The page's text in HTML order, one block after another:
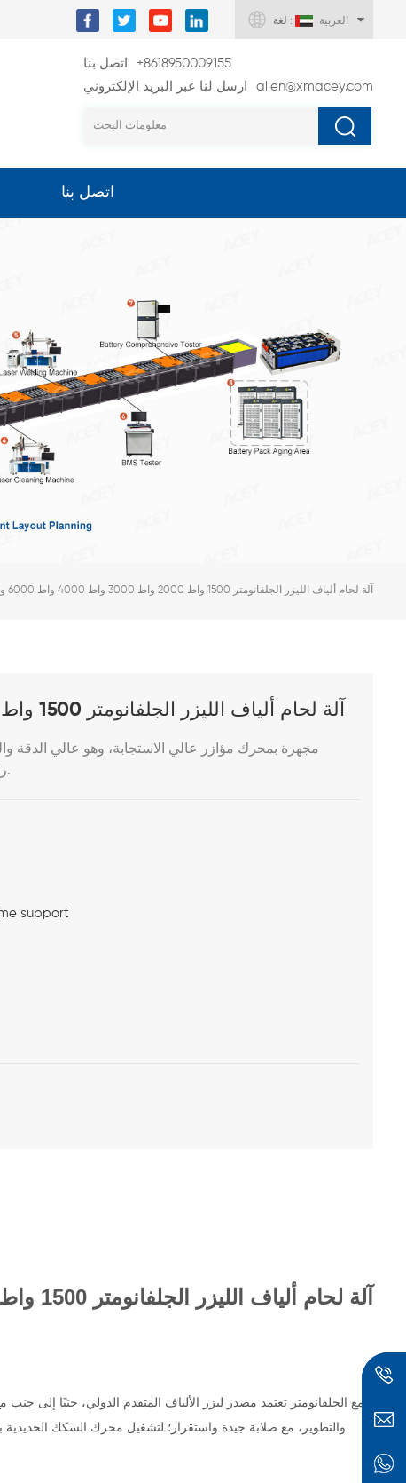
لغة : العربية
اتصل بنا
+8618950009155
ارسل لنا عبر البريد الإلكتروني
allen@xmacey.com
اتصل بنا
آلة لحام ألياف الليزر الجلفانومتر 1500 واط 2000 واط 3000 واط 4000 واط 6000 واط
آلة لحام ألياف الليزر الجلفانومتر 1500 واط 2000 واط 3000 واط 4000 واط 6000 واط
رئيسي في عملية تجميع حزمة بطارية الليثيوم المنشورية والحقيبة.
support
آلة لحام ألياف الليزر الجلفانومتر 1500 واط 2000 واط 3000 واط 4000 واط 6000 واط
والتطوير، مع صلابة جيدة واستقرار؛ لتشغيل محرك السكك الحديدية